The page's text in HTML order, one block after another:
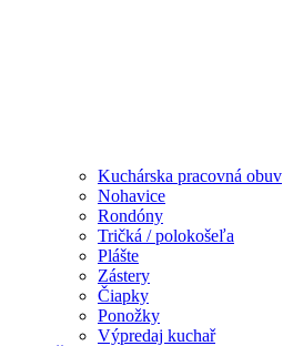
Kuchárska pracovná obuv
Nohavice
Rondóny
Tričká / polokošeľa
Plášte
Zástery
Čiapky
Ponožky
Výpredaj kuchař